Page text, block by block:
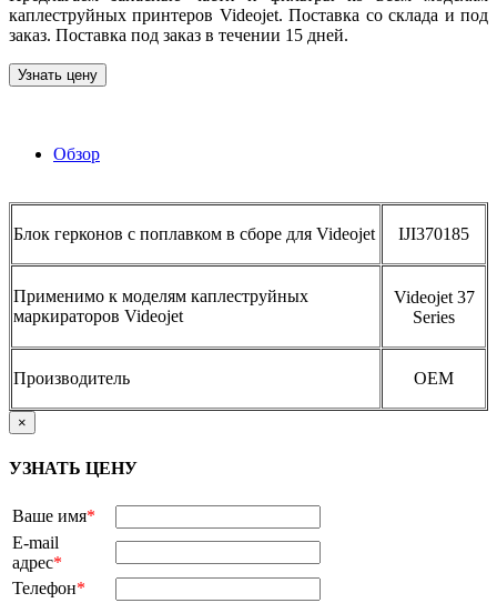
каплеструйных принтеров Videojet. Поставка со склада и под
заказ. Поставка под заказ в течении 15 дней.
Узнать цену
Обзор
Блок герконов с поплавком в сборе для Videojet IJI370185
Применимо к моделям каплеструйных
маркираторов Videojet
Videojet 37
Series
Производитель OEM
×
УЗНАТЬ ЦЕНУ
Ваше имя*
E-mail
адрес*
Телефон*